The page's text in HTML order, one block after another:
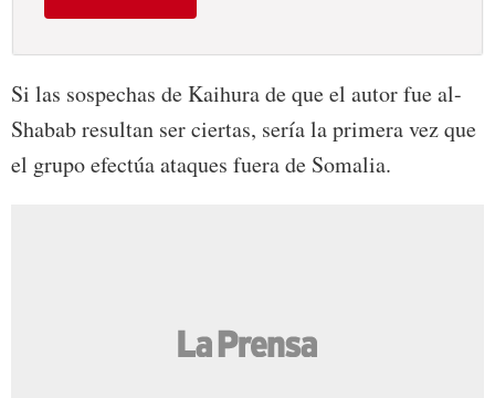
Si las sospechas de Kaihura de que el autor fue al-
Shabab resultan ser ciertas, sería la primera vez que
el grupo efectúa ataques fuera de Somalia.